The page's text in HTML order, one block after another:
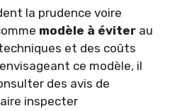
la prudence voire
modèle à éviter au
et des coûts
ce modèle, il
des avis de
inspecter